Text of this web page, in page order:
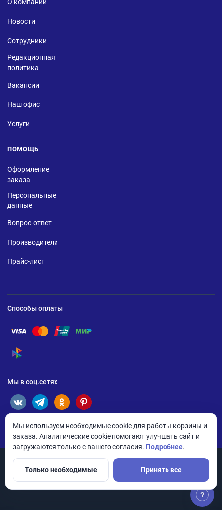
О компании
Новости
Сотрудники
Редакционная
политика
Вакансии
Наш офис
Услуги
ПОМОЩЬ
Оформление
заказа
Персональные
данные
Вопрос-ответ
Производители
Прайс-лист
Способы оплаты
Помощь по оплате Visa
Помощь по оплате Mastercard
Помощь по оплате UnionPay
Помощь по оплате Мир
Помощь по оплате СБП
Мы в соц.сетях
© 2026 ANDPRO / ООО «АНД-Системс»
?
Мы используем необходимые cookie для работы корзины и
заказа. Аналитические cookie помогают улучшать сайт и
загружаются только с вашего согласия. Подробнее.
Только необходимые Принять все